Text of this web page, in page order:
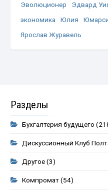
Эволюционер
Эдвард
экономика
Юлия
Ярослав Журавель
Разделы
Бухгалтерия будущего
Дискуссионный Клуб
Другое(3)
Компромат(54)